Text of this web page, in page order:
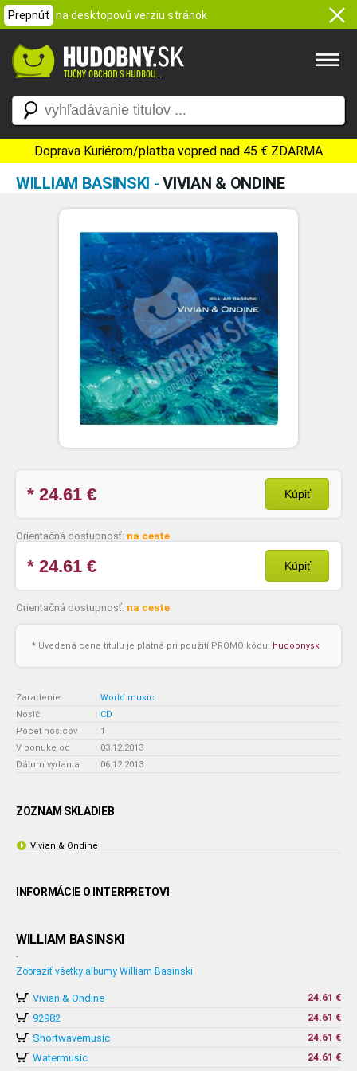
Prepnúť na desktopovú verziu stránok
Doprava Kuriérom/platba vopred nad 45 € ZDARMA
WILLIAM BASINSKI -VIVIAN & ONDINE
* 24.61 € Kúpiť
Orientačná dostupnosť: na ceste
* 24.61 € Kúpiť
Orientačná dostupnosť: na ceste
* Uvedená cena titulu je platná pri použití PROMO kódu: hudobnysk
Zaradenie : World music
Nosič
: CD
Počet nosičov
: 1
V ponuke od
: 03.12.2013
Dátum vydania
: 06.12.2013
ZOZNAM SKLADIEB
Vivian & Ondine
INFORMÁCIE O INTERPRETOVI
WILLIAM BASINSKI
-
Zobraziť všetky albumy William Basinski
Vivian & Ondine 24.61 €
92982 24.61 €
Shortwavemusic 24.61 €
Watermusic 24.61 €